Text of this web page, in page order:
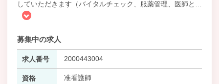
していただきます（バイタルチェック、服薬管理、医師と
募集中の求人
求人番号 2000443004
資格 准看護師